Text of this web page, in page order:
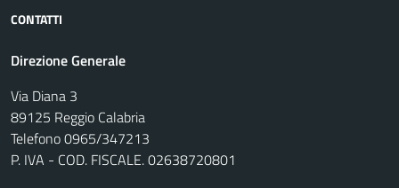
CONTATTI
Direzione Generale
Via Diana 3
89125 Reggio Calabria
Telefono 0965/347213
P. IVA - COD. FISCALE. 02638720801